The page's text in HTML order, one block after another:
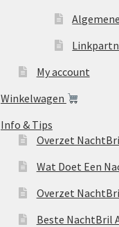
My account
Winkelwagen
Info & Tips
Overzet
Wat Doet Een
Overzet
Beste NachtBril